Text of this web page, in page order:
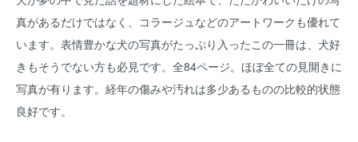
真があるだけではなく、コラージュなどのアートワークも優れて
います。表情豊かな犬の写真がたっぷり入ったこの一冊は、犬好
きもそうでない方も必見です。全84ページ。ほぼ全ての見開きに
写真が有ります。経年の傷みや汚れは多少あるものの比較的状態
良好です。